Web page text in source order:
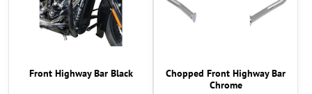
Front Highway Bar Black
Chopped Front Highway Bar
Chrome